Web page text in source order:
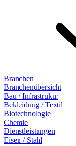
Branchen
Branchenübersicht
Bau / Infrastrukur
Bekleidung / Textil
Biotechnologie
Chemie
Dienstleistungen
Eisen / Stahl